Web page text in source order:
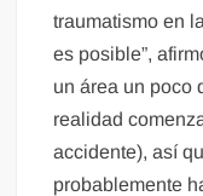
traumatismo en
es posible”,
un área un poco
realidad
accidente), así
probablemente